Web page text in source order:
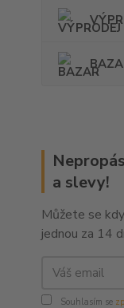
a slevy!
Můžete se
jednou za 14
Souhlasím se